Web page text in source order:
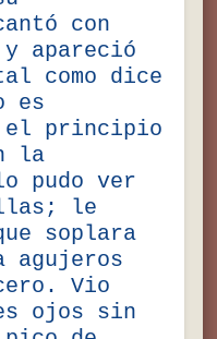
con
apareció
como dice
es
el principio
la
pudo ver
le
soplara
agujeros
Vio
ojos sin